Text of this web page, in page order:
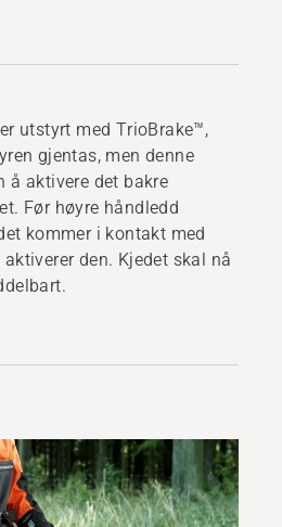
utstyrt med TrioBrake™,
gjentas, men denne
å aktivere det bakre
Før høyre håndledd
kommer i kontakt med
aktiverer den. Kjedet skal nå